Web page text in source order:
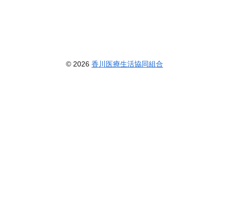
© 2026 香川医療生活協同組合